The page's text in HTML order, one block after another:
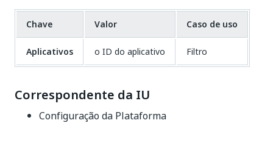
Chave Valor Caso de uso
Aplicativos o ID do aplicativo Filtro
Correspondente da IU
Configuração da Plataforma